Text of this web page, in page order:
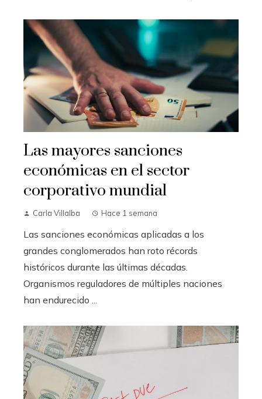
Las mayores sanciones
económicas en el sector
corporativo mundial
Carla Villalba Hace 1 semana
Las sanciones económicas aplicadas a los
grandes conglomerados han roto récords
históricos durante las últimas décadas.
Organismos reguladores de múltiples naciones
han endurecido ...